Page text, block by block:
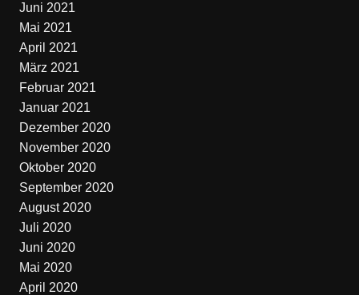
Juni 2021
Mai 2021
April 2021
März 2021
Februar 2021
Januar 2021
Dezember 2020
November 2020
Oktober 2020
September 2020
August 2020
Juli 2020
Juni 2020
Mai 2020
April 2020